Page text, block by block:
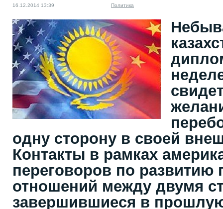
16.12.2014 13:39 Политика
одну сторону в своей
Контакты в рамках
переговоров по развитию
отношений между двумя
завершившиеся в